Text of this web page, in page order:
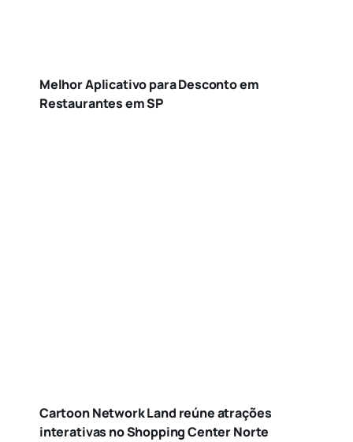
Melhor Aplicativo para Desconto em
Restaurantes em SP
Cartoon Network Land reúne atrações
interativas no Shopping Center Norte